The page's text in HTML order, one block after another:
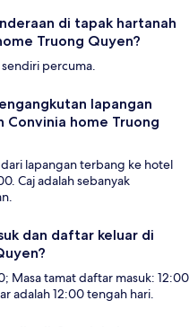
di tapak hartanah
Truong Quyen?
percuma.
lapangan
home Truong
lapangan terbang ke hotel
Caj adalah sebanyak
dan daftar keluar di
Masa tamat daftar masuk: 12:00
adalah 12:00 tengah hari.